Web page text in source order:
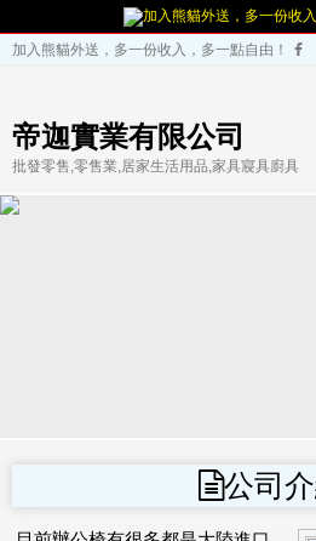
加入熊貓外送，多一份收
加入熊貓外送，多一份收入，多一點自由！
帝迦實業有限公司
批發零售,零售業,居家生活用品,家具寢具廚具
公司